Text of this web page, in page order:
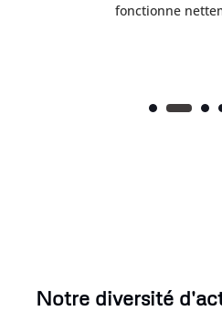
fonctionne
Notre diversité